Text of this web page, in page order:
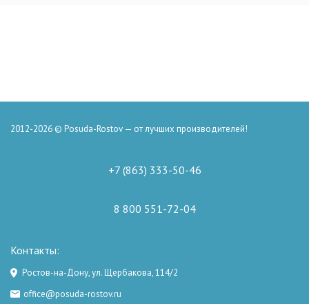
2012-2026 © Posuda-Rostov — от лучших производителей!
+7 (863) 333-50-46
8 800 551-72-04
Контакты:
Ростов-на-Дону, ул. Щербакова, 114/2
office@posuda-rostov.ru